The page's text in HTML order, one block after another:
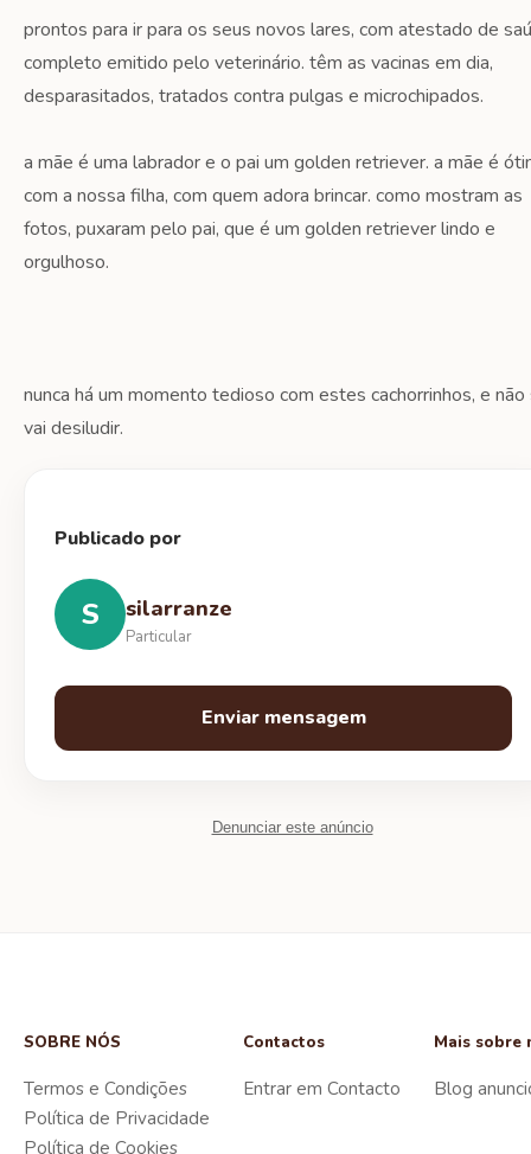
prontos para ir para os seus novos lares, com atestado de
completo emitido pelo veterinário. têm as vacinas em dia,
desparasitados, tratados contra pulgas e microchipados.
a mãe é uma labrador e o pai um golden retriever. a mãe é
com a nossa filha, com quem adora brincar. como mostram as
fotos, puxaram pelo pai, que é um golden retriever lindo e
orgulhoso.
nunca há um momento tedioso com estes cachorrinhos, e não
vai desiludir.
Publicado por
S silarranze
Particular
Enviar mensagem
Denunciar este anúncio
SOBRE NÓS
Termos e Condições
Política de Privacidade
Política de Cookies
Contactos
Entrar em Contacto
Mais sobre
Blog